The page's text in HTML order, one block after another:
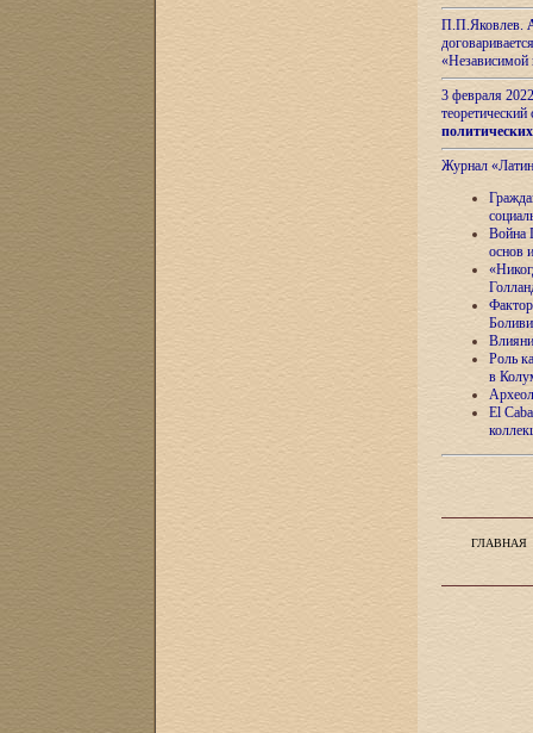
П.П.Яковлев.
«Независимой
3 февраля
теоретический
Журнал
Война
основ
Роль
в
El
ГЛАВНАЯ